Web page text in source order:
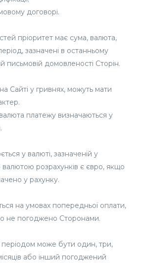
договорі.
пріоритет має сума, валюта,
зазначені в останньому
письмовій домовленості Сторін.
Сайті у гривнях, можуть мати
платежу визначаються у
у валюті, зазначеній у
розрахунків є євро, якщо
у рахунку.
на умовах попередньої оплати,
не погоджено Сторонами.
періодом може бути один, три,
або інший погоджений